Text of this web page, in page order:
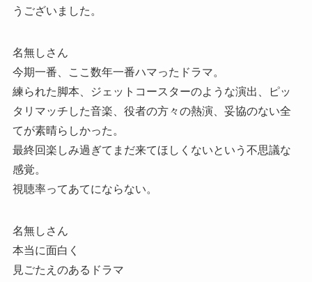
うございました。
名無しさん
今期一番、ここ数年一番ハマったドラマ。
練られた脚本、ジェットコースターのような演出、ピッ
タリマッチした音楽、役者の方々の熱演、妥協のない全
てが素晴らしかった。
最終回楽しみ過ぎてまだ来てほしくないという不思議な
感覚。
視聴率ってあてにならない。
名無しさん
本当に面白く
見ごたえのあるドラマ